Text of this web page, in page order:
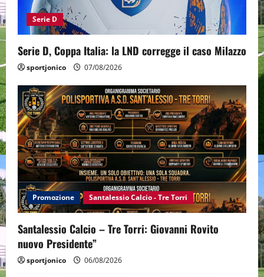
Serie D
Serie D, Coppa Italia: la LND corregge il caso Milazzo
sportjonico 07/08/2026
Promozione Santalessio Calcio - Tre Torri
Santalessio Calcio – Tre Torri: Giovanni Rovito
nuovo Presidente”
sportjonico 06/08/2026